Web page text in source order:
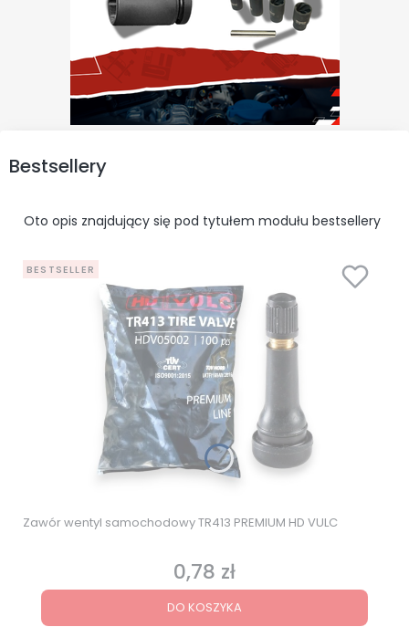
Bestsellery
Oto opis znajdujący się pod tytułem modułu bestsellery
BESTSELLER
Zawór wentyl samochodowy TR413 PREMIUM HD VULC
Cena
0,78 zł
DO KOSZYKA